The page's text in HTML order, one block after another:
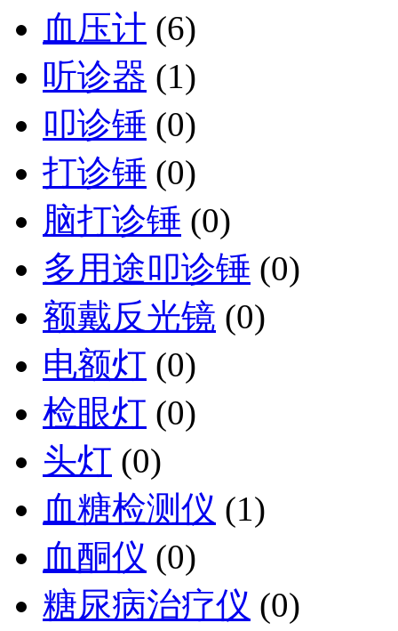
血压计 (6)
听诊器 (1)
叩诊锤 (0)
打诊锤 (0)
脑打诊锤 (0)
多用途叩诊锤 (0)
额戴反光镜 (0)
电额灯 (0)
检眼灯 (0)
头灯 (0)
血糖检测仪 (1)
血酮仪 (0)
糖尿病治疗仪 (0)